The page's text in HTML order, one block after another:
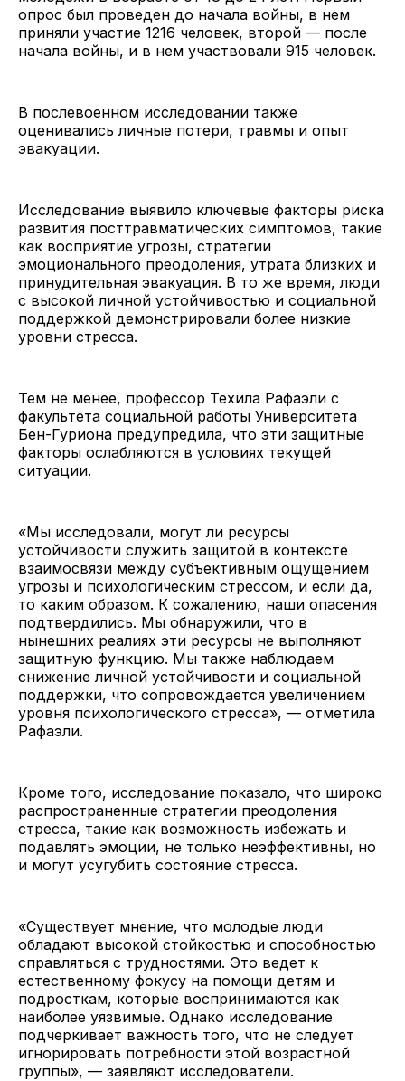
опрос был проведен до начала войны, в нем
приняли участие 1216 человек, второй — после
начала войны, и в нем участвовали 915 человек.
В послевоенном исследовании также
оценивались личные потери, травмы и опыт
эвакуации.
Исследование выявило ключевые факторы риска
развития посттравматических симптомов, такие
как восприятие угрозы, стратегии
эмоционального преодоления, утрата близких и
принудительная эвакуация. В то же время, люди
с высокой личной устойчивостью и социальной
поддержкой демонстрировали более низкие
уровни стресса.
Тем не менее, профессор Техила Рафаэли с
факультета социальной работы Университета
Бен-Гуриона предупредила, что эти защитные
факторы ослабляются в условиях текущей
ситуации.
«Мы исследовали, могут ли ресурсы
устойчивости служить защитой в контексте
взаимосвязи между субъективным ощущением
угрозы и психологическим стрессом, и если да,
то каким образом. К сожалению, наши опасения
подтвердились. Мы обнаружили, что в
нынешних реалиях эти ресурсы не выполняют
защитную функцию. Мы также наблюдаем
снижение личной устойчивости и социальной
поддержки, что сопровождается увеличением
уровня психологического стресса», — отметила
Рафаэли.
Кроме того, исследование показало, что широко
распространенные стратегии преодоления
стресса, такие как возможность избежать и
подавлять эмоции, не только неэффективны, но
и могут усугубить состояние стресса.
«Существует мнение, что молодые люди
обладают высокой стойкостью и способностью
справляться с трудностями. Это ведет к
естественному фокусу на помощи детям и
подросткам, которые воспринимаются как
наиболее уязвимые. Однако исследование
подчеркивает важность того, что не следует
игнорировать потребности этой возрастной
группы», — заявляют исследователи.